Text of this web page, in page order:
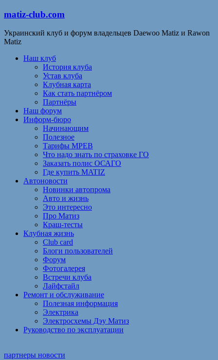
matiz-club.com
Украинский клуб и форум владельцев Daewoo Matiz и Rawon
Matiz
Наш клуб
История клуба
Устав клуба
Клубная карта
Как стать партнёром
Партнёры
Наш форум
Информ-бюро
Начинающим
Полезное
Тарифы МРЕВ
Что надо знать по страховке ГО
Заказать полис ОСАГО
Где купить MATIZ
Автоновости
Новинки автопрома
Авто и жизнь
Это интересно
Про Матиз
Краш-тесты
Клубная жизнь
Club card
Блоги пользователей
Форум
Фотогалерея
Встречи клуба
Лайфстайл
Ремонт и обслуживание
Полезная информация
Электрика
Электросхемы Дэу Матиз
Руководство по эксплуатации
партнеры новости